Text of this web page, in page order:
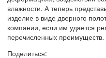
влажности. А теперь
изделие в виде дверного
компании, если им удается
перечисленных преимуществ.
Поделиться: